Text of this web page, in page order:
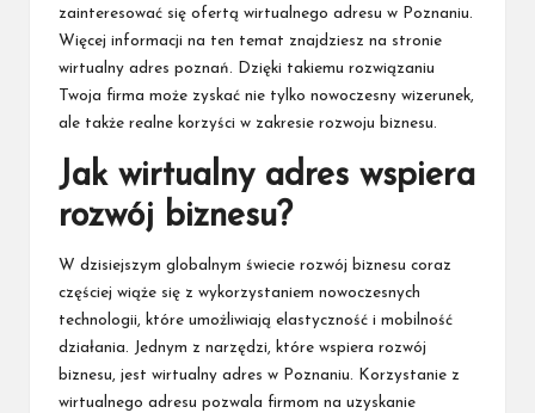
zainteresować się ofertą wirtualnego adresu w Poznaniu.
Więcej informacji na ten temat znajdziesz na stronie
wirtualny adres poznań. Dzięki takiemu rozwiązaniu
Twoja firma może zyskać nie tylko nowoczesny wizerunek,
ale także realne korzyści w zakresie rozwoju biznesu.
Jak wirtualny adres wspiera
rozwój biznesu?
W dzisiejszym globalnym świecie rozwój biznesu coraz
częściej wiąże się z wykorzystaniem nowoczesnych
technologii, które umożliwiają elastyczność i mobilność
działania. Jednym z narzędzi, które wspiera rozwój
biznesu, jest wirtualny adres w Poznaniu. Korzystanie z
wirtualnego adresu pozwala firmom na uzyskanie